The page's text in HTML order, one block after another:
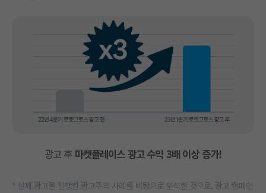
광고 후 마켓플레이스 광고 수익 3배 이상 증가!
* 실제 광고를 진행한 광고주의 사례를 바탕으로 분석한 것으로, 광고 캠페인